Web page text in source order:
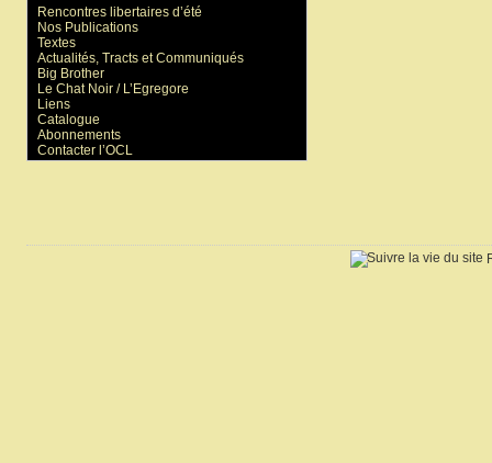
Rencontres libertaires d’été
Nos Publications
Textes
Actualités, Tracts et Communiqués
Big Brother
Le Chat Noir / L’Egregore
Liens
Catalogue
Abonnements
Contacter l’OCL